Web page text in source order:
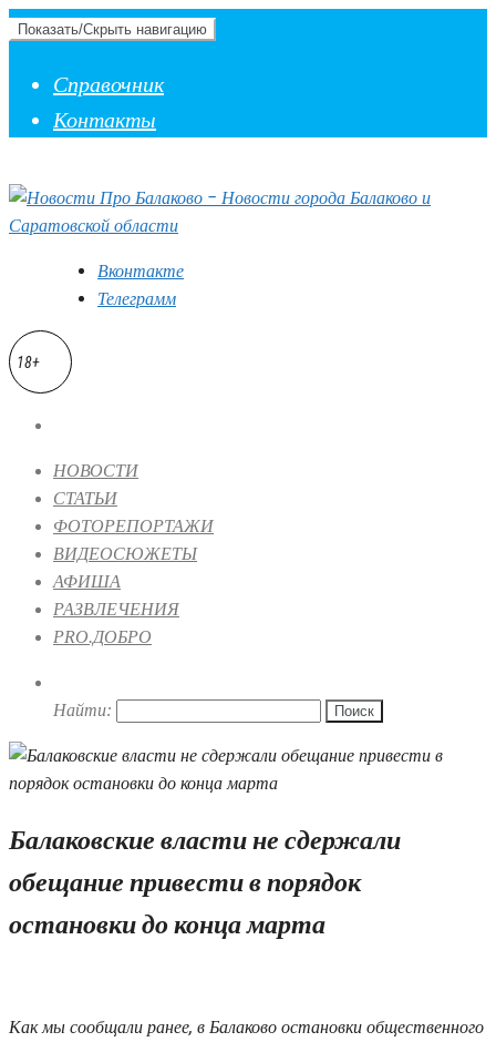
Показать/Скрыть навигацию
Справочник
Контакты
Вконтакте
Телеграмм
18+
НОВОСТИ
СТАТЬИ
ФОТОРЕПОРТАЖИ
ВИДЕОСЮЖЕТЫ
АФИША
РАЗВЛЕЧЕНИЯ
PRO.ДОБРО
Найти:
Балаковские власти не сдержали
обещание привести в порядок
остановки до конца марта
Как мы сообщали ранее, в Балаково остановки общественного